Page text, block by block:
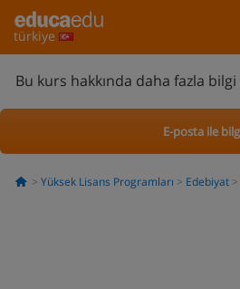
türkiye
Bu kurs hakkında daha fazla
E-posta ile
Yüksek Lisans Programları Edebiyat